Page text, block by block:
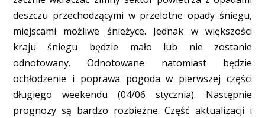
deszczu przechodzącymi w przelotne opady śniegu,
miejscami możliwe śnieżyce. Jednak w większości
kraju śniegu będzie mało lub nie zostanie
odnotowany. Odnotowane natomiast będzie
ochłodzenie i poprawa pogoda w pierwszej części
długiego weekendu (04/06 stycznia). Następnie
prognozy są bardzo rozbieżne. Część aktualizacji i